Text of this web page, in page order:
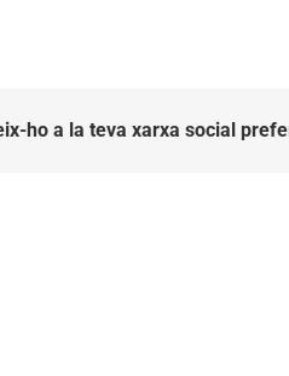
ho a la teva xarxa social